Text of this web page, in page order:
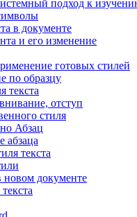
подход к
в документе
и его изменение
готовых стилей
по образцу
текста
отступ
стиля
Абзац
абзаца
текста
новом документе